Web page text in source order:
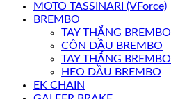
MOTO TASSINARI (VForce)
BREMBO
TAY THẮNG
CÔN DẦU BREMBO
TAY THẮNG
HEO DẦU BREMBO
EK CHAIN